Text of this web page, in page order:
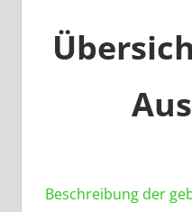
Beschreibung der